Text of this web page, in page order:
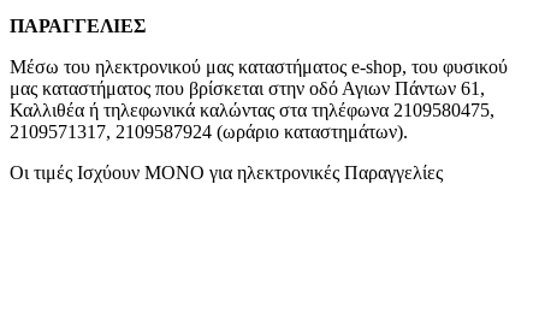
ΠΑΡΑΓΓΕΛΙΕΣ
Μέσω του ηλεκτρονικού μας καταστήματος e-shop, του φυσικού
μας καταστήματος που βρίσκεται στην οδό Αγιων Πάντων 61,
Καλλιθέα ή τηλεφωνικά καλώντας στα τηλέφωνα 2109580475,
2109571317, 2109587924 (ωράριο καταστημάτων).
Οι τιμές Ισχύουν ΜΟΝΟ για ηλεκτρονικές Παραγγελίες